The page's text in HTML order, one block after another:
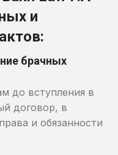
и
брачных
до вступления в
договор, в
и обязанности